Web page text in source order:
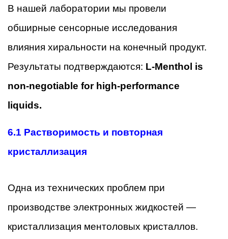
В нашей лаборатории мы провели
обширные сенсорные исследования
влияния хиральности на конечный продукт.
Результаты подтверждаются: L-Menthol is
non-negotiable for high-performance
liquids.
6.1 Растворимость и повторная
кристаллизация
Одна из технических проблем при
производстве электронных жидкостей —
кристаллизация ментоловых кристаллов.